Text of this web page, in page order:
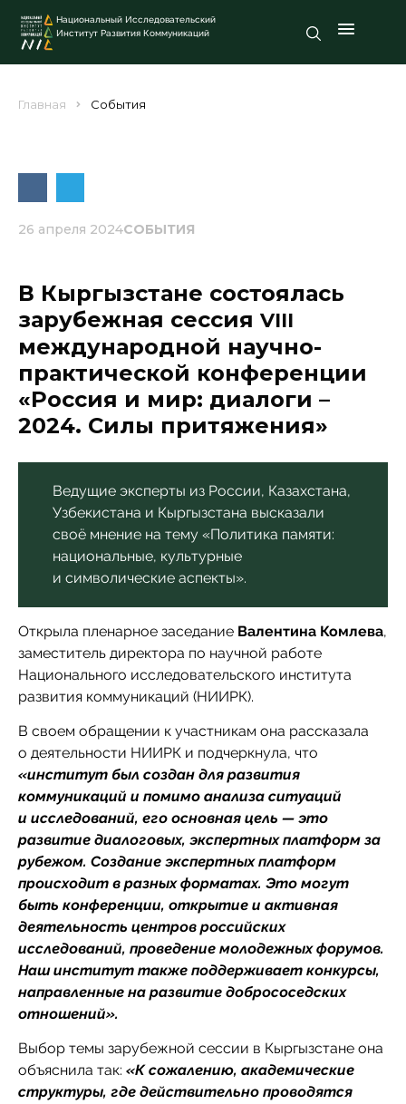
Национальный Исследовательский
Институт Развития Коммуникаций
Главная События
26 апреля 2024СОБЫТИЯ
В Кыргызстане состоялась
зарубежная сессия VIII
международной научно-
практической конференции
«Россия и мир: диалоги –
2024. Силы притяжения»
Ведущие эксперты из России, Казахстана,
Узбекистана и Кыргызстана высказали
своё мнение на тему «Политика памяти:
национальные, культурные
и символические аспекты».
Открыла пленарное заседание Валентина Комлева,
заместитель директора по научной работе
Национального исследовательского института
развития коммуникаций (НИИРК).
В своем обращении к участникам она рассказала
о деятельности НИИРК и подчеркнула, что
«институт был создан для развития
коммуникаций и помимо анализа ситуаций
и исследований, его основная цель — это
развитие диалоговых, экспертных платформ за
рубежом. Создание экспертных платформ
происходит в разных форматах. Это могут
быть конференции, открытие и активная
деятельность центров российских
исследований, проведение молодежных форумов.
Наш институт также поддерживает конкурсы,
направленные на развитие добрососедских
отношений».
Выбор темы зарубежной сессии в Кыргызстане она
объяснила так: «К сожалению, академические
структуры, где действительно проводятся